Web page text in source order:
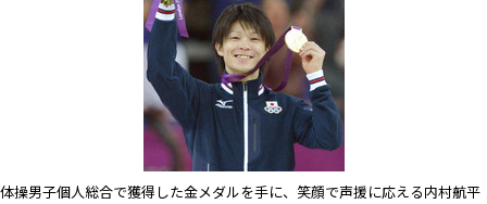
体操男子個人総合で獲得した金メダルを手に、笑顔で声援に応える内村航平